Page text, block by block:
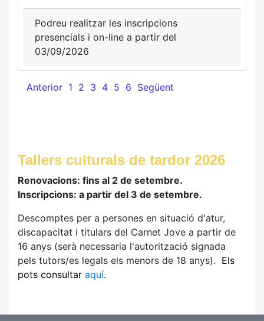
Podreu realitzar les inscripcions
presencials i on-line a partir del
03/09/2026
Anterior 1 2 3 4 5 6 Següent
Tallers culturals de tardor 2026
Renovacions: fins al 2 de setembre.
Inscripcions: a partir del 3 de setembre.
Descomptes per a persones en situació d'atur,
discapacitat i titulars del Carnet Jove a partir de
16 anys (serà necessaria l'autorització signada
pels tutors/es legals els menors de 18 anys). Els
pots consultar aquí.